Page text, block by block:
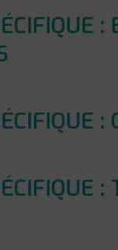
:
:
: